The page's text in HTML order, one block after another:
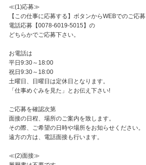
≪(1)応募≫
【この仕事に応募する】ボタンからWEBでのご応募
電話応募【0078-6019-5015】の
どちらかでご応募下さい。
お電話は
平日9:30～18:00
祝日9:30～18:00
土曜日、日曜日は定休日となります。
「仕事めぐみを見た」とお伝え下さい!
ご応募を確認次第
面接の日程、場所のご案内を致します。
その際、ご希望の日時や場所をお知らせください。
遠方の方は、電話面接も行います。
≪(2)面接≫